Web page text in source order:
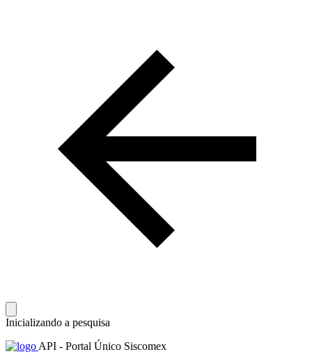
Inicializando a pesquisa
API - Portal Único Siscomex